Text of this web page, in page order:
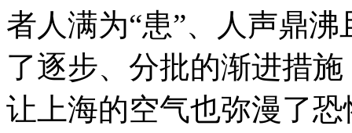
者人满为“患”、人声鼎
了逐步、分批的渐进措
让上海的空气也弥漫了